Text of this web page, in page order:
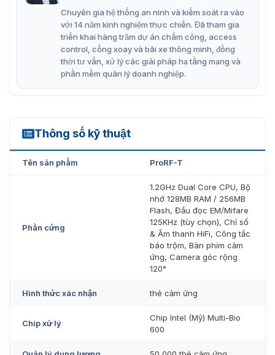
Hỗ trợ 50.000 thẻ, 100.000 giao dịch, 3.000 ảnh
người dùng, và 7.000 ảnh sự kiện.
Màn Hình TFT-LCD 2.4 inch hiển thị rõ ràng, dễ dàng
sử dụng.
Tương Thích Wiegand và USB kết nối dễ dàng với
nút thoát và relay khóa, tăng cường bảo mật và kiểm
Camera góc rộng 120° nhận diện khuôn mặt và giám
Tương Thích ZKBioSecurity quản lý hệ thống kiểm
Dòng điện tiêu thụ thấp (<500mA), tiết kiệm năng
Chuyên gia hệ thống an ninh và kiểm soát ra vào
với 14 năm kinh nghiệm thực chiến. Đã tham gia
triển khai hàng trăm dự án chấm công, access
control, cổng xoay và bãi xe thông minh, đồng
thời tư vấn, xử lý các giải pháp hạ tầng mạng và
phần mềm quản lý doanh nghiệp.
Thông số kỹ thuật
ProRF-T
Tên sản phẩm ProRF-T
Phần cứng
1.2GHz Dual Core CPU, Bộ
nhớ 128MB RAM / 256MB
Flash, Đầu đọc EM/Mifare
125KHz (tùy chọn), Chỉ số
& Âm thanh HiFi, Công tắc
báo trộm, Bàn phím cảm
ứng, Camera góc rộng
120°
Hình thức xác nhận thẻ cảm ứng
Chip xử lý
Chip Intel (Mỹ) Multi-Bio
600